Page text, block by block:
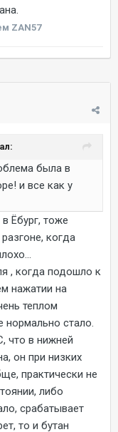
ZAN57
была в
и все как у
Ёбург, тоже
когда
, когда подошло к
нажатии на
теплом
стало.
что в нижней
он при низких
практически не
либо
срабатывает
то и бутан